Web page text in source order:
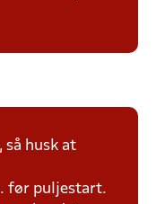
så husk at
før puljestart.